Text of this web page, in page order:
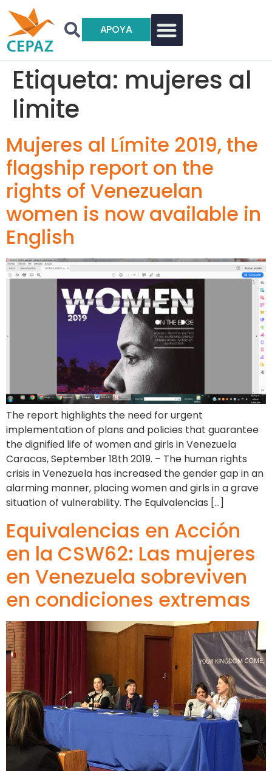
APOYA
Etiqueta: mujeres al
limite
Mujeres al Límite 2019, the
flagship report on the
rights of Venezuelan
women is now available in
English
The report highlights the need for urgent
implementation of plans and policies that guarantee
the dignified life of women and girls in Venezuela
Caracas, September 18th 2019. – The human rights
crisis in Venezuela has increased the gender gap in an
alarming manner, placing women and girls in a grave
situation of vulnerability. The Equivalencias […]
Equivalencias en Acción
en la CSW62: Las mujeres
en Venezuela sobreviven
en condiciones extremas